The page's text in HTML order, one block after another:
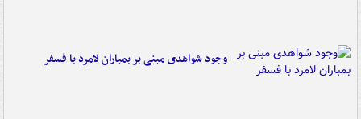
وجود شواهدی مبنی بر بمباران لامرد با فسفر